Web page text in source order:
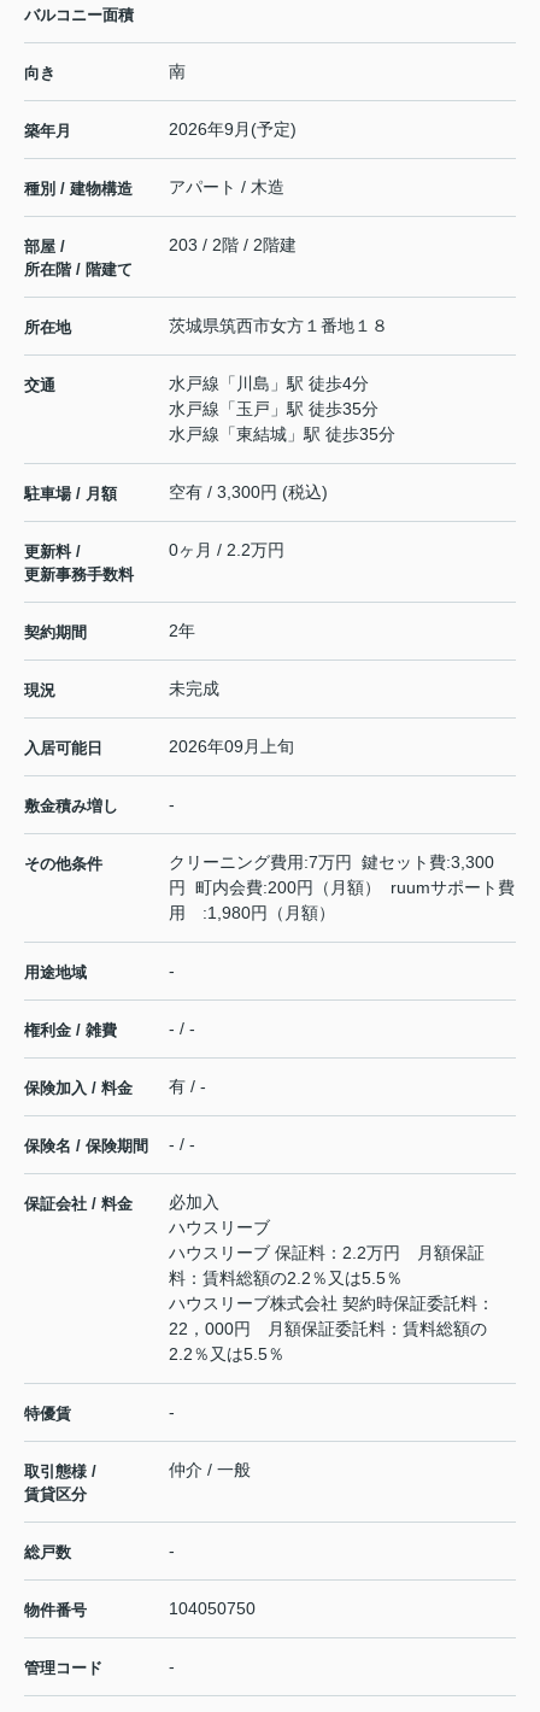
バルコニー面積
向き 南
築年月 2026年9月(予定)
種別 / 建物構造 アパート / 木造
部屋 /
所在階 / 階建て
203 / 2階 / 2階建
所在地 茨城県筑西市女方 １番地１８
交通 水戸線 「 川島 」駅 徒歩4分
水戸線 「玉戸 」駅 徒歩35分
水戸線 「東結城 」駅 徒歩35分
駐車場 / 月額 空有 / 3,300円 (税込)
更新料 /
更新事務手数料
0ヶ月 / 2.2万円
契約期間 2年
現況 未完成
入居可能日 2026年09月上旬
敷金積み増し -
その他条件
クリーニング費用:7万円 鍵セット費:3,300
円 町内会費:200円（月額） ruumサポート費
用 :1,980円（月額）
用途地域 -
権利金 / 雑費 - / -
保険加入 / 料金 有 / -
保険名 / 保険期間 - / -
保証会社 / 料金
必加入
ハウスリーブ
ハウスリーブ 保証料：2.2万円 月額保証
料：賃料総額の2.2％又は5.5％
ハウスリーブ株式会社 契約時保証委託料：
22，000円 月額保証委託料：賃料総額の
2.2％又は5.5％
特優賃 -
取引態様 /
賃貸区分
仲介 / 一般
総戸数 -
物件番号 104050750
管理コード -